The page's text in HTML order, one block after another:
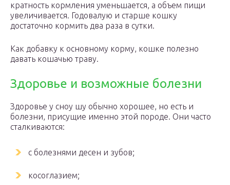
кратность кормления уменьшается, а объем пищи
увеличивается. Годовалую и старше кошку
достаточно кормить два раза в сутки.
Как добавку к основному корму, кошке полезно
давать кошачью траву.
Здоровье и возможные болезни
Здоровье у сноу шу обычно хорошее, но есть и
болезни, присущие именно этой породе. Они часто
сталкиваются:
с болезнями десен и зубов;
косоглазием;